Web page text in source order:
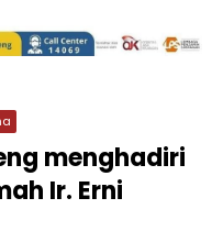
menghadiri
Ir. Erni